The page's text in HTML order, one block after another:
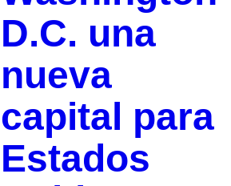
D.C. una
nueva
capital para
Estados